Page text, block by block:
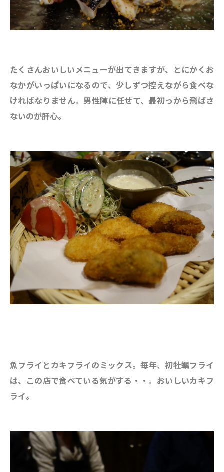
たくさんおいしいメニューが出てきますが、とにかくお
なかがいっぱいになるので、少しずつ控えながら食べな
ければなりません。男性陣に任せて、最初っから飛ばさ
ないのが肝心。
魚フライとカキフライのミックス。毎年、初牡蠣フライ
は、この店で食べている気がする・・。おいしいカキフ
ライ。